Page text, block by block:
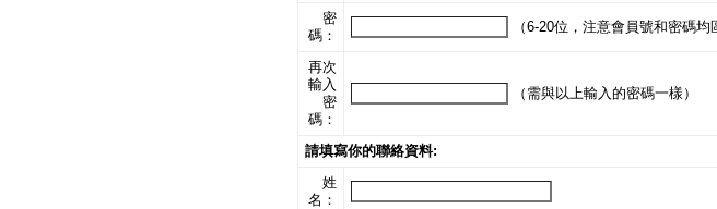
密
碼：
（6-20位，注意會員號和密碼均
再次
輸入
密
碼：
（需與以上輸入的密碼一樣）
請填寫你的聯絡資料:
姓
名：